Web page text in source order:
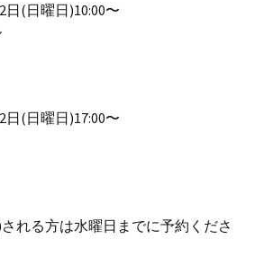
(日曜日)10:00〜
(日曜日)17:00〜
れる方は水曜日までに予約くださ